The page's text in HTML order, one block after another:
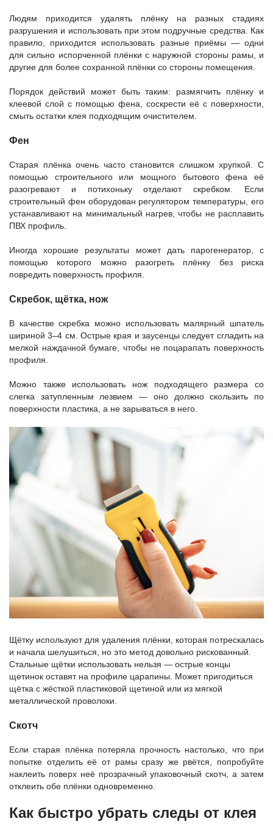
Людям приходится удалять плёнку на разных стадиях
разрушения и использовать при этом подручные средства. Как
правило, приходится использовать разные приёмы — одни
для сильно испорченной плёнки с наружной стороны рамы, и
другие для более сохранной плёнки со стороны помещения.
Порядок действий может быть таким: размягчить плёнку и
клеевой слой с помощью фена, соскрести её с поверхности,
смыть остатки клея подходящим очистителем.
Фен
Старая плёнка очень часто становится слишком хрупкой. С
помощью строительного или мощного бытового фена её
разогревают и потихоньку отделают скребком. Если
строительный фен оборудован регулятором температуры, его
устанавливают на минимальный нагрев, чтобы не расплавить
ПВХ профиль.
Иногда хорошие результаты может дать парогенератор, с
помощью которого можно разогреть плёнку без риска
повредить поверхность профиля.
Скребок, щётка, нож
В качестве скребка можно использовать малярный шпатель
шириной 3–4 см. Острые края и заусенцы следует сгладить на
мелкой наждачной бумаге, чтобы не поцарапать поверхность
профиля.
Можно также использовать нож подходящего размера со
слегка затупленным лезвием — оно должно скользить по
поверхности пластика, а не зарываться в него.
Щётку используют для удаления плёнки, которая потрескалась
и начала шелушиться, но это метод довольно рискованный.
Стальные щётки использовать нельзя — острые концы
щетинок оставят на профиле царапины. Может пригодиться
щётка с жёсткой пластиковой щетиной или из мягкой
металлической проволоки.
Скотч
Если старая плёнка потеряла прочность настолько, что при
попытке отделить её от рамы сразу же рвётся, попробуйте
наклеить поверх неё прозрачный упаковочный скотч, а затем
отклеить обе плёнки одновременно.
Как быстро убрать следы от клея